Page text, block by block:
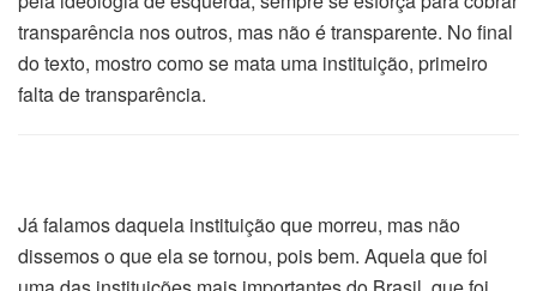
transparência nos outros, mas não é transparente. No final
do texto, mostro como se mata uma instituição, primeiro
falta de transparência.
Já falamos daquela instituição que morreu, mas não
dissemos o que ela se tornou, pois bem. Aquela que foi